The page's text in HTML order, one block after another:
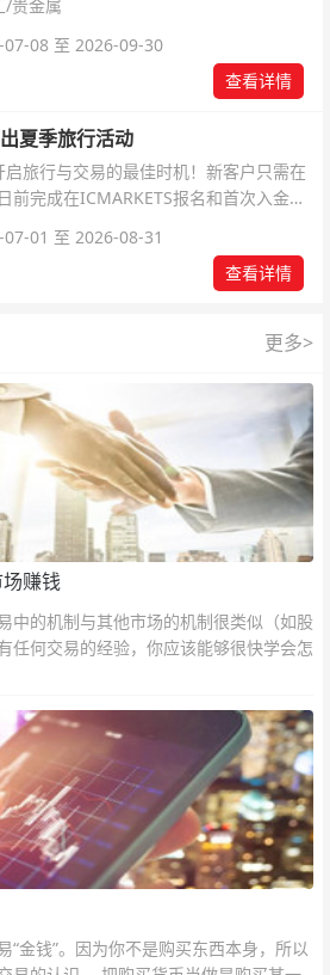
/贵金属
08 至 2026-09-30
查看详情
夏季旅行活动
旅行与交易的最佳时机！新客户只需在
前完成在ICMARKETS报名和首次入金即
01 至 2026-08-31
查看详情
更多>
赚钱
中的机制与其他市场的机制很类似（如股
任何交易的经验，你应该能够很快学会怎
“金钱”。因为你不是购买东西本身，所以